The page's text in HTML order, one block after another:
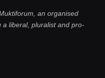
an organised
a liberal, pluralist and pro-